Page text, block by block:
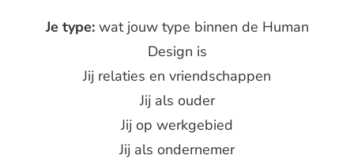
Je type:wat jouw type binnen de Human
Design is
Jij relaties en vriendschappen
Jij als ouder
Jij op werkgebied
Jij als ondernemer